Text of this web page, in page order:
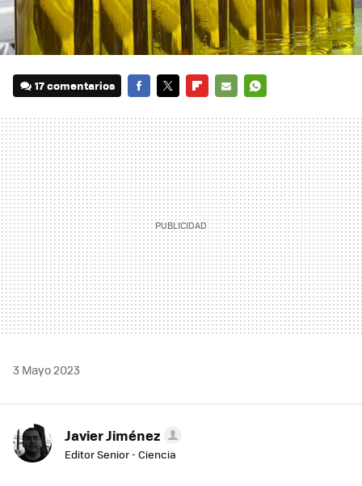
17 comentarios
MAIL
3 Mayo 2023
Javier Jiménez
Editor Senior - Ciencia